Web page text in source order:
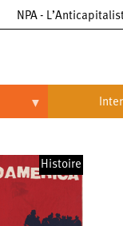
NPA -
Brésil
Histoire